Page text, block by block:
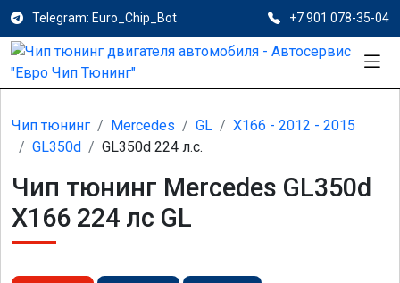
Telegram: Euro_Chip_Bot +7 901 078-35-04
Чип тюнинг Mercedes GL
X166 - 2012 - 2015
GL350d
GL350d 224 л.с.
Чип тюнинг Mercedes GL350d
X166 224 лс GL